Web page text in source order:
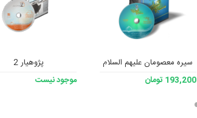
سیره معصومان علیهم السلام
193,200 تومان
پژوهیار 2
موجود نیست